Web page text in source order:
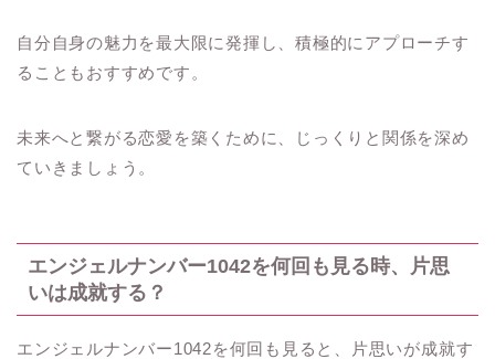
自分自身の魅力を最大限に発揮し、積極的にアプローチす
ることもおすすめです。
未来へと繋がる恋愛を築くために、じっくりと関係を深め
ていきましょう。
エンジェルナンバー1042を何回も見る時、片思
いは成就する？
エンジェルナンバー1042を何回も見ると、片思いが成就す